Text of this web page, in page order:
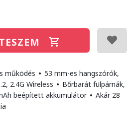
működés • 53 mm-es hangszórók,
2.4G Wireless • Bőrbarát fülpárnák,
beépített akkumulátor • Akár 28